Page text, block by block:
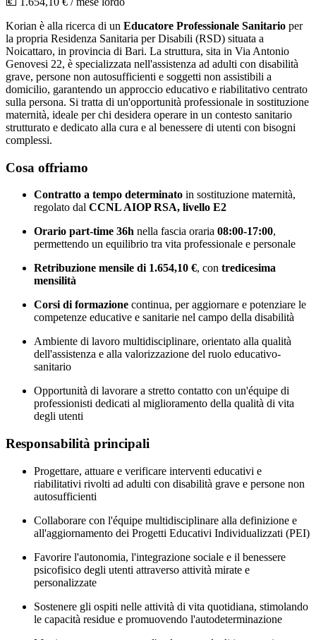
Korian è alla ricerca di un Educatore Professionale Sanitario per
la propria Residenza Sanitaria per Disabili (RSD) situata a
Noicattaro, in provincia di Bari. La struttura, sita in Via Antonio
Genovesi 22, è specializzata nell'assistenza ad adulti con disabilità
grave, persone non autosufficienti e soggetti non assistibili a
domicilio, garantendo un approccio educativo e riabilitativo centrato
sulla persona. Si tratta di un'opportunità professionale in sostituzione
maternità, ideale per chi desidera operare in un contesto sanitario
strutturato e dedicato alla cura e al benessere di utenti con bisogni
complessi.
Cosa offriamo
Contratto a tempo determinato in sostituzione maternità,
regolato dal CCNL AIOP RSA, livello E2
Orario part-time 36h nella fascia oraria 08:00-17:00,
permettendo un equilibrio tra vita professionale e personale
Retribuzione mensile di 1.654,10 €, con tredicesima
mensilità
Corsi di formazione continua, per aggiornare e potenziare le
competenze educative e sanitarie nel campo della disabilità
Ambiente di lavoro multidisciplinare, orientato alla qualità
dell'assistenza e alla valorizzazione del ruolo educativo-
sanitario
Opportunità di lavorare a stretto contatto con un'équipe di
professionisti dedicati al miglioramento della qualità di vita
degli utenti
Responsabilità principali
Progettare, attuare e verificare interventi educativi e
riabilitativi rivolti ad adulti con disabilità grave e persone non
autosufficienti
Collaborare con l'équipe multidisciplinare alla definizione e
all'aggiornamento dei Progetti Educativi Individualizzati (PEI)
Favorire l'autonomia, l'integrazione sociale e il benessere
psicofisico degli utenti attraverso attività mirate e
personalizzate
Sostenere gli ospiti nelle attività di vita quotidiana, stimolando
le capacità residue e promuovendo l'autodeterminazione